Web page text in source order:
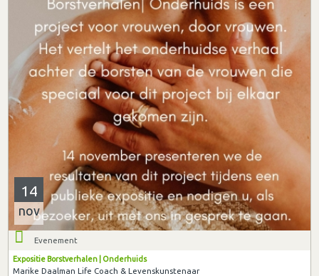
14
nov
Evenement
Expositie Borstverhalen | Onderhuids
Marike Daalman Life Coach & Levenskunstenaar